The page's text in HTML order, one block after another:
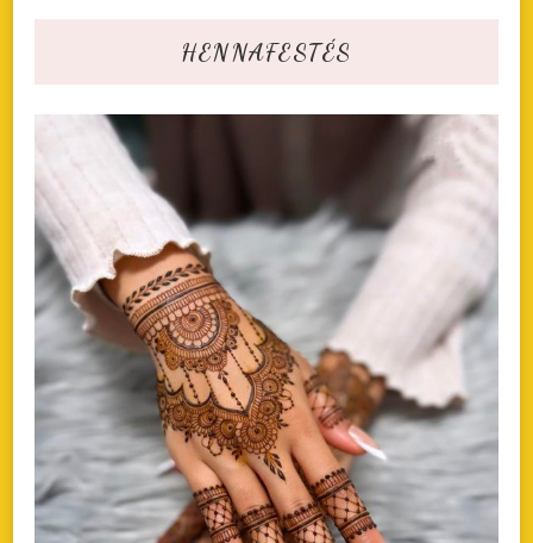
HENNAFESTÉS